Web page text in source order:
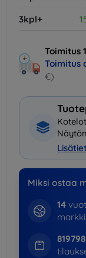
3kpl+
Toimitus
Toimitus
€)
Miksi ostaa
14